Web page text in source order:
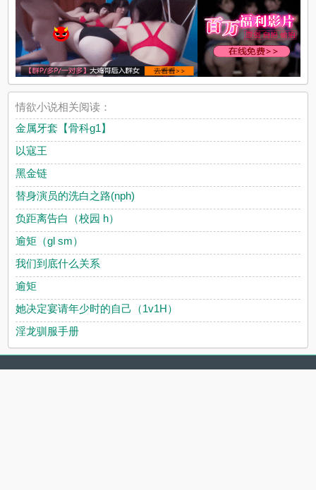
情欲小说相关阅读：
金属牙套【骨科g1】
以寇王
黑金链
替身演员的洗白之路(nph)
负距离告白（校园 h）
逾矩（gl sm）
我们到底什么关系
逾矩
她决定宴请年少时的自己（1v1H）
淫龙驯服手册